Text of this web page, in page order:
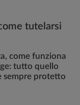
tutelarsi
come funziona
tutto quello
sempre protetto